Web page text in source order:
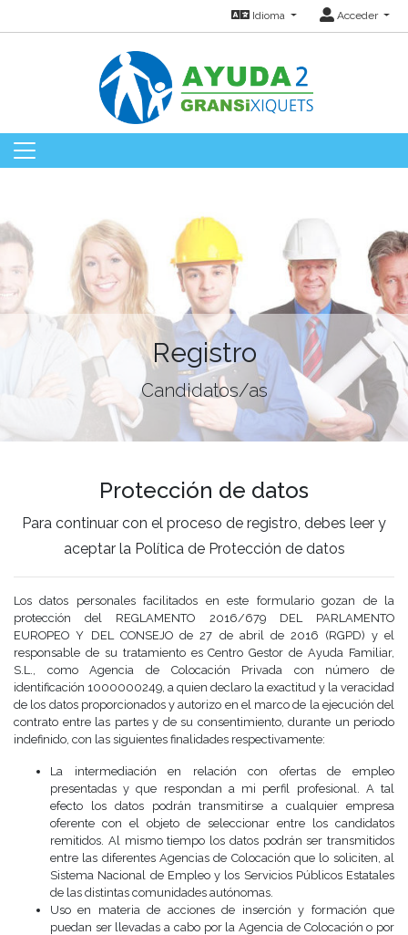
Idioma Acceder
Registro
Candidatos/as
Protección de datos
Para continuar con el proceso de registro, debes leer y
aceptar la Política de Protección de datos
Los datos personales facilitados en este formulario gozan de la
protección del REGLAMENTO 2016/679 DEL PARLAMENTO
EUROPEO Y DEL CONSEJO de 27 de abril de 2016 (RGPD) y el
responsable de su tratamiento es Centro Gestor de Ayuda Familiar,
S.L., como Agencia de Colocación Privada con número de
identificación 1000000249, a quien declaro la exactitud y la veracidad
de los datos proporcionados y autorizo en el marco de la ejecución del
contrato entre las partes y de su consentimiento, durante un periodo
indefinido, con las siguientes finalidades respectivamente:
La intermediación en relación con ofertas de empleo
presentadas y que respondan a mi perfil profesional. A tal
efecto los datos podrán transmitirse a cualquier empresa
oferente con el objeto de seleccionar entre los candidatos
remitidos. Al mismo tiempo los datos podrán ser transmitidos
entre las diferentes Agencias de Colocación que lo soliciten, al
Sistema Nacional de Empleo y los Servicios Públicos Estatales
de las distintas comunidades autónomas.
Uso en materia de acciones de inserción y formación que
puedan ser llevadas a cabo por la Agencia de Colocación o por